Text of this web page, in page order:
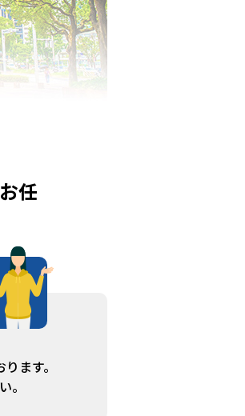
任
ます。
。